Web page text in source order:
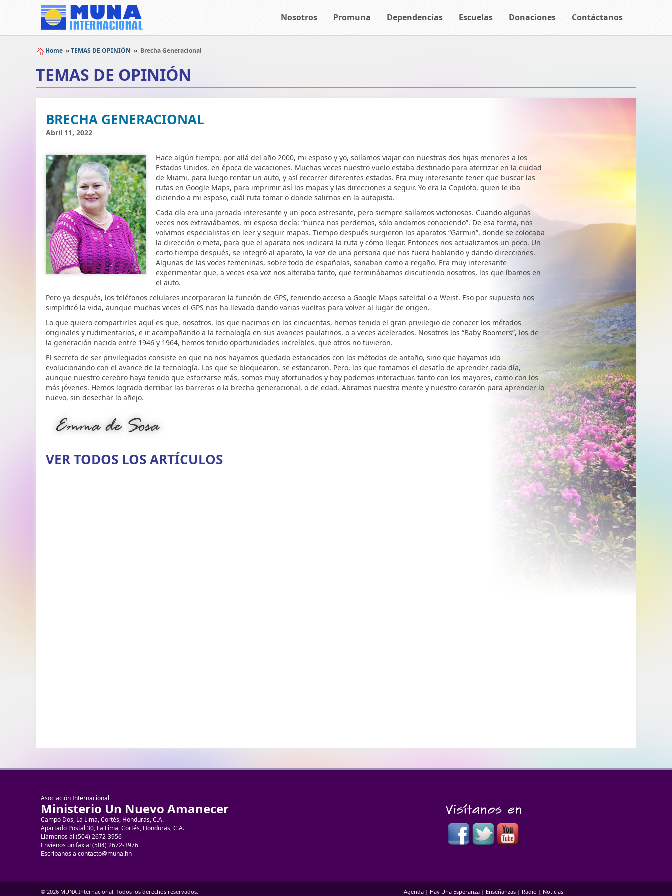
Nosotros Promuna Dependencias Escuelas Donaciones Contáctanos
Home »TEMAS DE OPINIÓN » Brecha Generacional
TEMAS DE OPINIÓN
BRECHA GENERACIONAL
Abril 11, 2022
Hace algún tiempo, por allá del año 2000, mi esposo y yo, solíamos viajar con nuestras dos hijas menores a los
Estados Unidos, en época de vacaciones. Muchas veces nuestro vuelo estaba destinado para aterrizar en la ciudad
de Miami, para luego rentar un auto, y así recorrer diferentes estados. Era muy interesante tener que buscar las
rutas en Google Maps, para imprimir así los mapas y las direcciones a seguir. Yo era la Copiloto, quien le iba
diciendo a mi esposo, cuál ruta tomar o donde salirnos en la autopista.
Cada día era una jornada interesante y un poco estresante, pero siempre salíamos victoriosos. Cuando algunas
veces nos extraviábamos, mi esposo decía: “nunca nos perdemos, sólo andamos conociendo”. De esa forma, nos
volvimos especialistas en leer y seguir mapas. Tiempo después surgieron los aparatos “Garmin”, donde se colocaba
la dirección o meta, para que el aparato nos indicara la ruta y cómo llegar. Entonces nos actualizamos un poco. Un
corto tiempo después, se integró al aparato, la voz de una persona que nos fuera hablando y dando direcciones.
Algunas de las voces femeninas, sobre todo de españolas, sonaban como a regaño. Era muy interesante
experimentar que, a veces esa voz nos alteraba tanto, que terminábamos discutiendo nosotros, los que íbamos en
el auto.
Pero ya después, los teléfonos celulares incorporaron la función de GPS, teniendo acceso a Google Maps satelital o a Weist. Eso por supuesto nos
simplificó la vida, aunque muchas veces el GPS nos ha llevado dando varias vueltas para volver al lugar de origen.
Lo que quiero compartirles aquí es que, nosotros, los que nacimos en los cincuentas, hemos tenido el gran privilegio de conocer los métodos
originales y rudimentarios, e ir acompañando a la tecnología en sus avances paulatinos, o a veces acelerados. Nosotros los “Baby Boomers”, los de
la generación nacida entre 1946 y 1964, hemos tenido oportunidades increíbles, que otros no tuvieron.
El secreto de ser privilegiados consiste en que no nos hayamos quedado estancados con los métodos de antaño, sino que hayamos ido
evolucionando con el avance de la tecnología. Los que se bloquearon, se estancaron. Pero, los que tomamos el desafío de aprender cada día,
aunque nuestro cerebro haya tenido que esforzarse más, somos muy afortunados y hoy podemos interactuar, tanto con los mayores, como con los
más jóvenes. Hemos logrado derribar las barreras o la brecha generacional, o de edad. Abramos nuestra mente y nuestro corazón para aprender lo
nuevo, sin desechar lo añejo.
VER TODOS LOS ARTÍCULOS
Asociación Internacional
Ministerio Un Nuevo Amanecer
Campo Dos, La Lima, Cortés, Honduras, C.A.
Apartado Postal 30, La Lima, Cortés, Honduras, C.A.
Llámenos al (504) 2672-3956
Envíenos un fax al (504) 2672-3976
Escríbanos a contacto@muna.hn
© 2026 MUNA Internacional. Todos los derechos reservados. Agenda| Hay Una Esperanza| Enseñanzas| Radio | Noticias